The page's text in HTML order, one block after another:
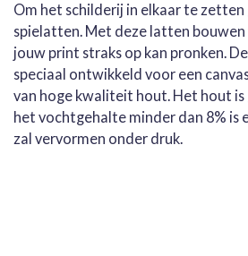
Om het schilderij in elkaar te
spielatten. Met deze latten
jouw print straks op kan pronken.
speciaal ontwikkeld voor een
van hoge kwaliteit hout. Het hout
het vochtgehalte minder dan 8% is
zal vervormen onder druk.